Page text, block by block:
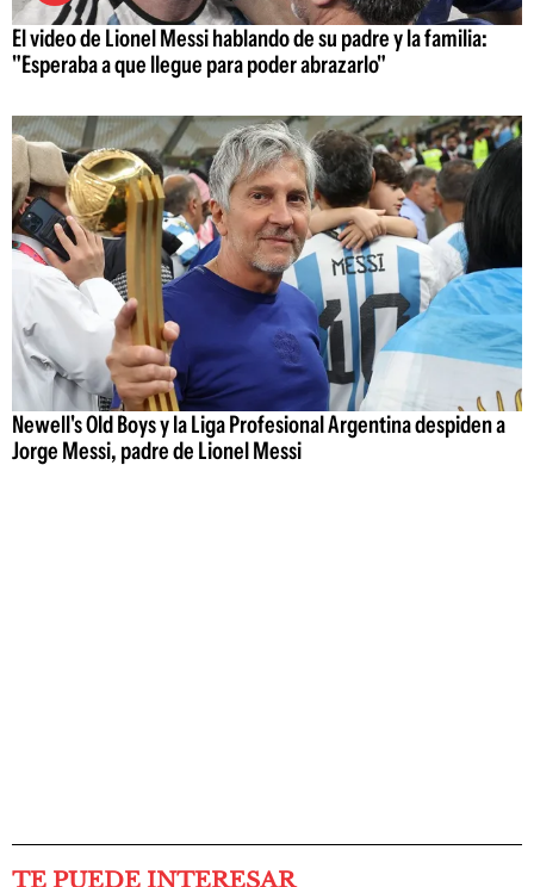
El video de Lionel Messi hablando de su padre y la familia:
"Esperaba a que llegue para poder abrazarlo"
Newell's Old Boys y la Liga Profesional Argentina despiden a
Jorge Messi, padre de Lionel Messi
TE PUEDE INTERESAR